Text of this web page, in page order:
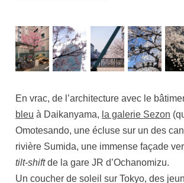
En vrac, de l’architecture avec le
bleu à Daikanyama, la galerie Sezon
Omotesando, une écluse sur un des
rivière Sumida, une immense façade
tilt-shiftde la gare JR d’Ochanomizu.
Un coucher de soleil sur Tokyo, des